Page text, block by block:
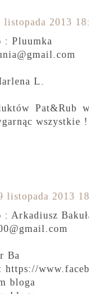
listopada 2013
: Pluumka
L.
Pat&Rub
wszystkie !
listopada 2013
: Arkadiusz
Ba
https://
bloga